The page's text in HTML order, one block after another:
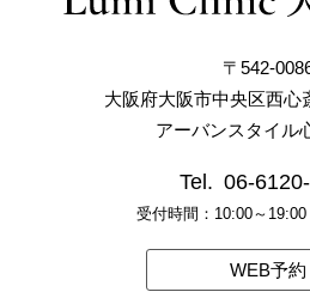
〒542-
大阪府大阪市中央区西心
アーバンスタイル
Tel. 06-
受付時間：10:00～19:00
WEB予約